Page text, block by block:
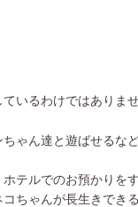
いるわけではありま
ゃん達と遊ばせるな
テルでのお預かりを
ちゃんが長生きで